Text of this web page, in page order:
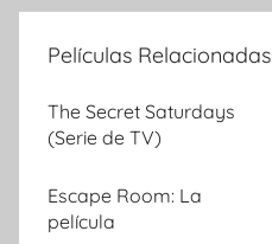
Películas Relacionadas
The Secret Saturdays
(Serie de TV)
Escape Room: La
película